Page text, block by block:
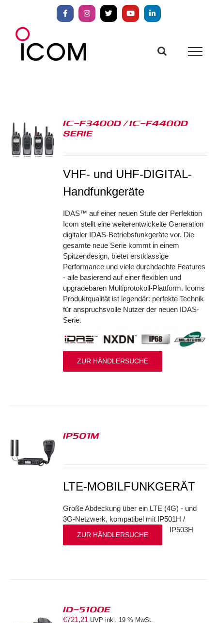
springen
FacebookInstagram
X YouTubeLinkedIn
IC-F3400D / IC-F4400D
SERIE
VHF- und UHF-DIGITAL-
Handfunkgeräte
IDAS™ auf einer neuen Stufe der Perfektion
Icom stellt eine weiterentwickelte Generation
digitaler IDAS-Betriebsfunkgeräte vor. Die
gesamte neue Serie kommt in einem
Spitzendesign, bietet erstklassige
Performance und viele durchdachte Features
- alle basierend auf einer flexiblen und
upgradebaren Multiprotokoll-Plattform. Icoms
Produktqualität ist legendär: perfekte Technik
für anspruchsvolle Nutzer der neuen IDAS-
Serie.
ZUR HÄNDLERSUCHE
IP501M
LTE-MOBILFUNKGERÄT
Große Abdeckung über ein LTE (4G) - und
3G-Netzwerk, kompatibel mit IP501H /
IP503H
ZUR HÄNDLERSUCHE
ID-5100E
€721,21 UVP inkl. 19 % MwSt.